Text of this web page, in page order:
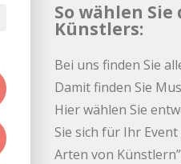
So wählen Sie
Künstlers:
Bei uns finden Sie
Damit finden Sie
Hier wählen Sie
Sie sich für Ihr
Arten von